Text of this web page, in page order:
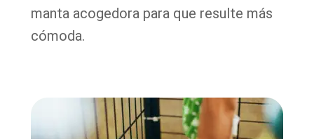
manta acogedora para que resulte más
cómoda.